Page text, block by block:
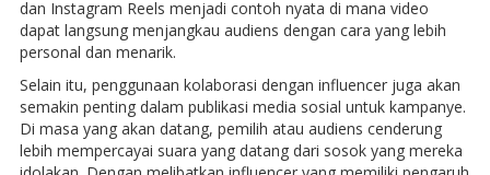
dan Instagram Reels menjadi contoh nyata di mana video
dapat langsung menjangkau audiens dengan cara yang lebih
personal dan menarik.
Selain itu, penggunaan kolaborasi dengan influencer juga akan
semakin penting dalam publikasi media sosial untuk kampanye.
Di masa yang akan datang, pemilih atau audiens cenderung
lebih mempercayai suara yang datang dari sosok yang mereka